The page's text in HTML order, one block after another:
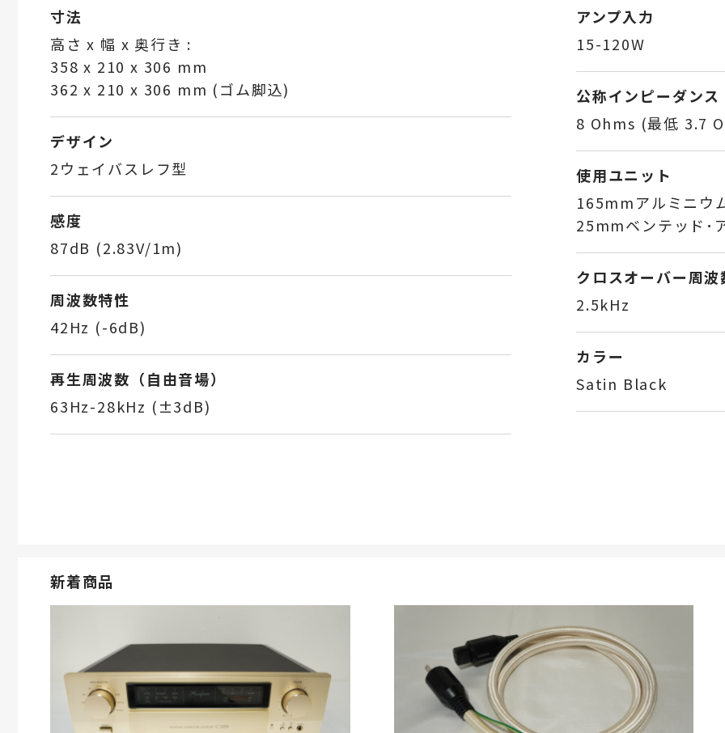
寸法
高さ x 幅 x 奥行き :
358 x 210 x 306 mm
362 x 210 x 306 mm (ゴム脚込)
デザイン
2ウェイバスレフ型
感度
87dB (2.83V/1m)
周波数特性
42Hz (-6dB)
再生周波数（自由音場）
63Hz-28kHz (±3dB)
アンプ入力
15-120W
公称インピーダンス
8 Ohms (最低 3.7
使用ユニット
165mmアルミニウ
25mmベンテッド･
クロスオーバー周波
2.5kHz
カラー
Satin Black
新着商品